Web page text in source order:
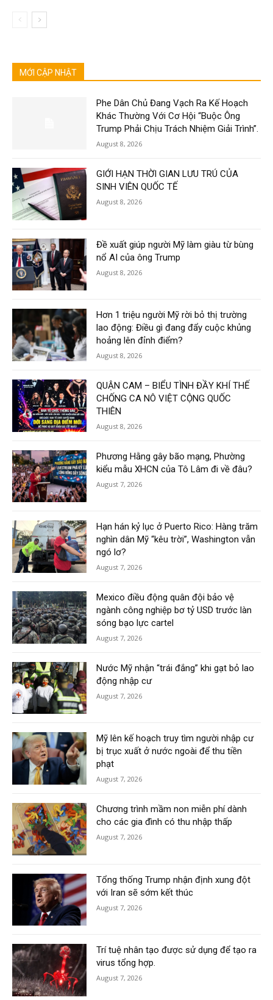
MỚI CẬP NHẬT
Phe Dân Chủ Đang Vạch Ra Kế Hoạch
Khác Thường Với Cơ Hội “Buộc Ông
Trump Phải Chịu Trách Nhiệm Giải Trình”.
August 8, 2026
GIỚI HẠN THỜI GIAN LƯU TRÚ CỦA
SINH VIÊN QUỐC TẾ
August 8, 2026
Đề xuất giúp người Mỹ làm giàu từ bùng
nổ AI của ông Trump
August 8, 2026
Hơn 1 triệu người Mỹ rời bỏ thị trường
lao động: Điều gì đang đẩy cuộc khủng
hoảng lên đỉnh điểm?
August 8, 2026
QUẬN CAM – BIỂU TÌNH ĐẦY KHÍ THẾ
CHỐNG CA NÔ VIỆT CỘNG QUỐC
THIÊN
August 8, 2026
Phương Hằng gây bão mạng, Phường
kiểu mẫu XHCN của Tô Lâm đi về đâu?
August 7, 2026
Hạn hán kỷ lục ở Puerto Rico: Hàng trăm
nghìn dân Mỹ “kêu trời”, Washington vẫn
ngó lơ?
August 7, 2026
Mexico điều động quân đội bảo vệ
ngành công nghiệp bơ tỷ USD trước làn
sóng bạo lực cartel
August 7, 2026
Nước Mỹ nhận “trái đắng” khi gạt bỏ lao
động nhập cư
August 7, 2026
Mỹ lên kế hoạch truy tìm người nhập cư
bị trục xuất ở nước ngoài để thu tiền
phạt
August 7, 2026
Chương trình mầm non miễn phí dành
cho các gia đình có thu nhập thấp
August 7, 2026
Tổng thống Trump nhận định xung đột
với Iran sẽ sớm kết thúc
August 7, 2026
Trí tuệ nhân tạo được sử dụng để tạo ra
virus tổng hợp.
August 7, 2026